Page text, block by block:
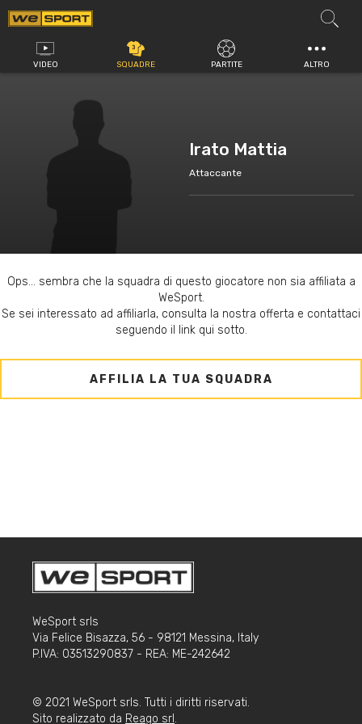
Vai
al
contenuto
VIDEO SQUADRE PARTITE ALTRO
Irato Mattia
Attaccante
Ops... sembra che la squadra di questo giocatore non sia affiliata a
WeSport.
Se sei interessato ad affiliarla, consulta la nostra offerta e contattaci
seguendo il link qui sotto.
AFFILIA LA TUA SQUADRA
WeSport srls
Via Felice Bisazza, 56 - 98121 Messina, Italy
P.IVA: 03513290837 - REA: ME-242642
© 2021 WeSport srls. Tutti i diritti riservati.
Sito realizzato da Reago srl .